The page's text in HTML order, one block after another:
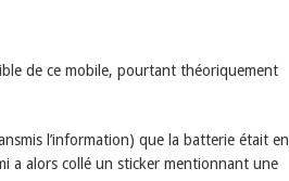
de ce mobile, pourtant théoriquement
l’information) que la batterie était en
a alors collé un sticker mentionnant une